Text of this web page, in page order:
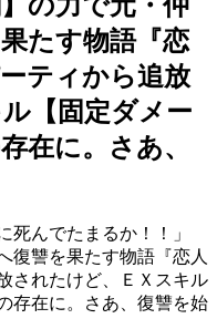
たす物語『恋
ティから追放
【固定ダメー
在に。さあ、